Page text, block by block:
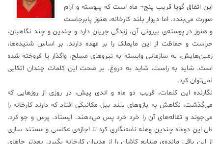
محیط
زیست
علم
و
فناوری
عکس
پادکست
این اتفاق گویا قریب پنج¬ ماه است که پیوسته و آرام
صورت می‌بندد. اما دیوار بلند کارخانه، هنوز پابرجاست
و هنوز در پوسته‌ی بیرونی آن، زندگی جریان دارد و چندین و چند نگاهبان،
حراست و حفاظت از این مایملک را بر عهده دارند. بر اساس شنیده‌ها،
زمین‌هایش، به سازمانی وابسته به نیروهای مسلح، واگذار یا فروخته شده
است. شاید به راست، شاید به دروغ. بر صحت این کلمات چندان اتکایی
نمی‌توان کرد.
نگارنده این کلمات، قریب دو ماه و اندی پیش، در روزی از روزهایی که
می‌گذشت، نگاهش به بازوهای بلند بیل مکانیکی افتاد که دارند کارخانه را
می‌جوند و تفاله‌های آن را خرد خرد پس می‌دهند. ایستاد. پرس و جو کرد.
طی این دوماه چندین وهله نامه‌نگاری کرد تا اجازه‌ی عکاسی و مستند سازی
از این باقی مانده‌ی صنایع کاشان را از مدیران کارخانه بگیرد. بعدتر جاهای